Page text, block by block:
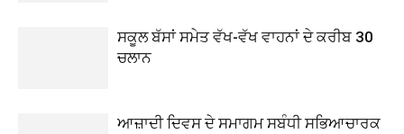
ਸਕੂਲ ਬੱਸਾਂ ਸਮੇਤ ਵੱਖ-ਵੱਖ ਵਾਹਨਾਂ ਦੇ ਕਰੀਬ 30
ਚਲਾਨ
ਆਜ਼ਾਦੀ ਦਿਵਸ ਦੇ ਸਮਾਗਮ ਸਬੰਧੀ ਸਭਿਆਚਾਰਕ